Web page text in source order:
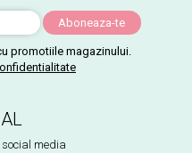
promotiile magazinului.
media